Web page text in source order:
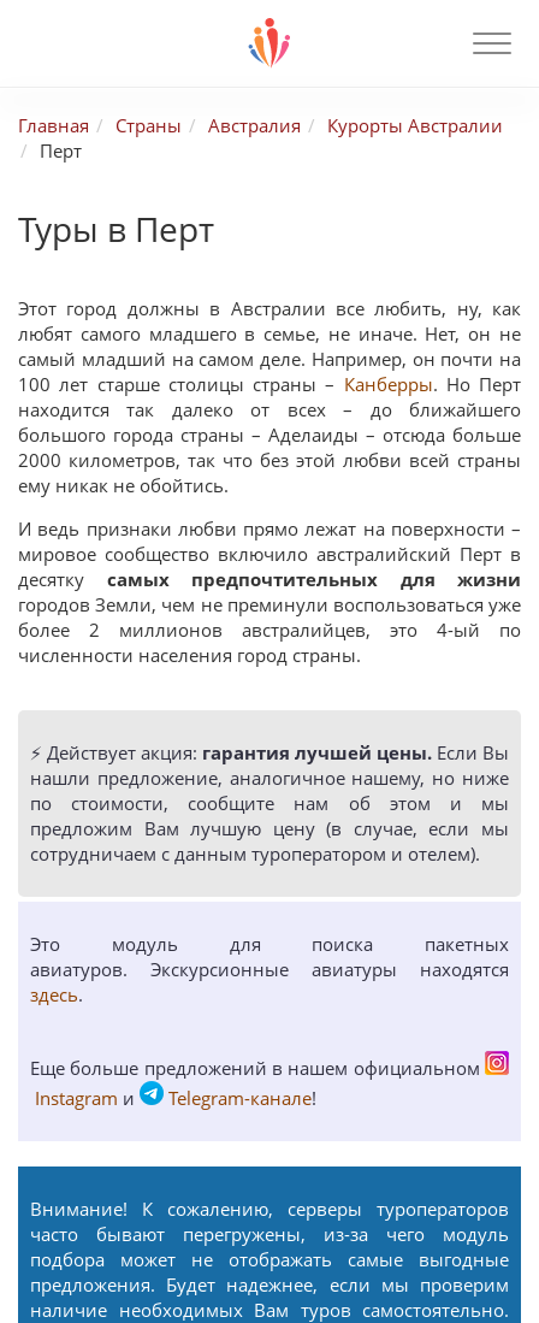
Главная Страны Австралия
Курорты Австралии
Перт
Туры в Перт
Этот город должны в Австралии все любить, ну, как
любят самого младшего в семье, не иначе. Нет, он не
самый младший на самом деле. Например, он почти на
100 лет старше столицы страны – Канберры. Но Перт
находится так далеко от всех – до ближайшего
большого города страны – Аделаиды – отсюда больше
2000 километров, так что без этой любви всей страны
ему никак не обойтись.
И ведь признаки любви прямо лежат на поверхности –
мировое сообщество включило австралийский Перт в
десятку самых предпочтительных для жизни
городов Земли, чем не преминули воспользоваться уже
более 2 миллионов австралийцев, это 4-ый по
численности населения город страны.
⚡️ Действует акция: гарантия лучшей цены. Если Вы
нашли предложение, аналогичное нашему, но ниже
по стоимости, сообщите нам об этом и мы
предложим Вам лучшую цену (в случае, если мы
сотрудничаем с данным туроператором и отелем).
Это модуль для поиска пакетных
авиатуров. Экскурсионные авиатуры находятся
здесь.
Еще больше предложений в нашем официальном
Instagram и Telegram-канале!
Внимание! К сожалению, серверы туроператоров
часто бывают перегружены, из-за чего модуль
подбора может не отображать самые выгодные
предложения. Будет надежнее, если мы проверим
наличие необходимых Вам туров самостоятельно.